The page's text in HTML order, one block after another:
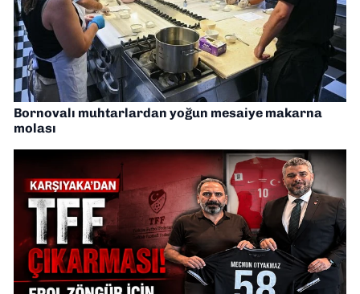
Bornovalı muhtarlardan yoğun mesaiye makarna
molası